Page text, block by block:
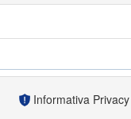
Informativa Privacy